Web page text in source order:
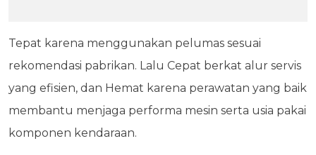
Tepat karena menggunakan pelumas sesuai
rekomendasi pabrikan. Lalu Cepat berkat alur servis
yang efisien, dan Hemat karena perawatan yang baik
membantu menjaga performa mesin serta usia pakai
komponen kendaraan.